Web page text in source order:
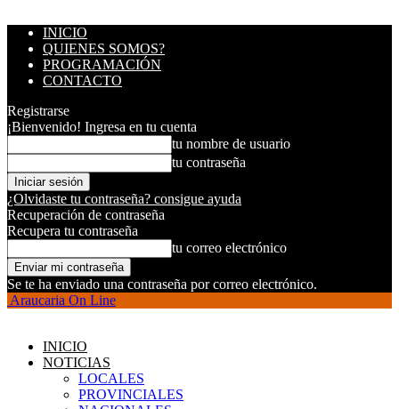
INICIO
QUIENES SOMOS?
PROGRAMACIÓN
CONTACTO
Registrarse
¡Bienvenido! Ingresa en tu cuenta
tu nombre de usuario
tu contraseña
¿Olvidaste tu contraseña? consigue ayuda
Recuperación de contraseña
Recupera tu contraseña
tu correo electrónico
Se te ha enviado una contraseña por correo electrónico.
Araucaria On Line
INICIO
NOTICIAS
LOCALES
PROVINCIALES